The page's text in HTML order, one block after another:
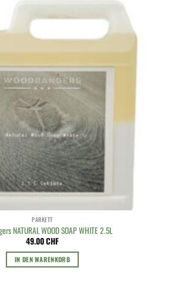
PARKETT
NATURAL WOOD SOAP WHITE 2.5L
49.00CHF
IN DEN WARENKORB